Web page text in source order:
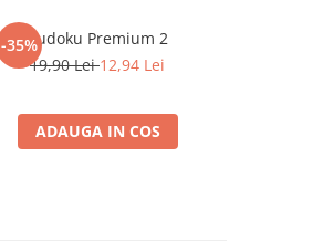
-35%Sudoku Premium 2
19,90 Lei12,94 Lei
ADAUGA IN COS